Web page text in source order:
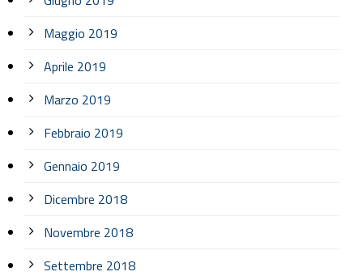
Maggio 2019
Aprile 2019
Marzo 2019
Febbraio 2019
Gennaio 2019
Dicembre 2018
Novembre 2018
Settembre 2018